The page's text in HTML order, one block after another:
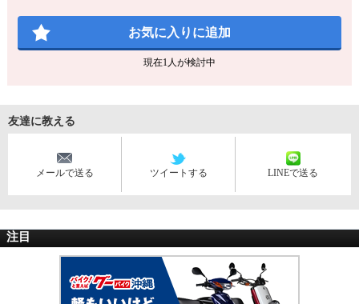
お気に入りに追加
現在1人が検討中
友達に教える
メールで送る ツイートする LINEで送る
注目